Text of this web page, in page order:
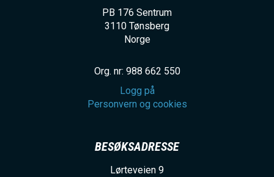
PB 176 Sentrum
3110 Tønsberg
Norge
Org. nr: 988 662 550
Logg på
Personvern og cookies
BESØKSADRESSE
Lørteveien 9